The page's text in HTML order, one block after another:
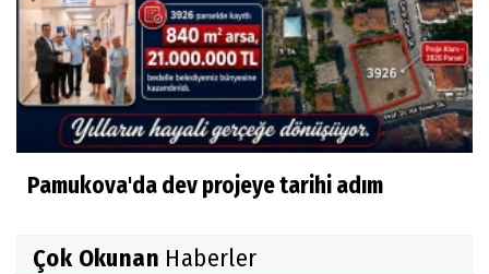
Pamukova'da dev projeye tarihi adım
Çok Okunan Haberler